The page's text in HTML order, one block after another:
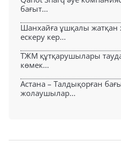
бағыт...
Шанхайға ұшқалы жатқан
ескеру кер...
ТЖМ құтқарушылары
көмек...
Астана – Талдықорған
жолаушылар...